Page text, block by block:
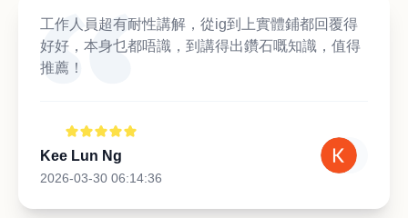
工作人員超有耐性講解，從ig到上實體鋪都回覆得
好好，本身乜都唔識，到講得出鑽石嘅知識，值得
推薦！
Kee Lun Ng
2026-03-30 06:14:36